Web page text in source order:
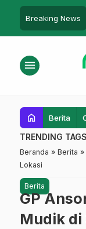
Breaking News
menu
home Berita
TRENDING TAGS
Beranda » Berita »
Lokasi
Berita
GP
Mudik di